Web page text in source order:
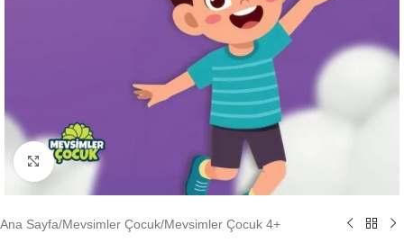
Büyütmek için tıklayın
Ana Sayfa/Mevsimler Çocuk/Mevsimler Çocuk 4+